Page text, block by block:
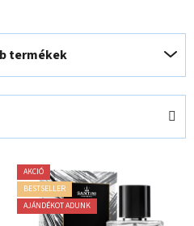
termékek
AKCIÓ
BESTSELLER
AJÁNDÉKOT ADUNK